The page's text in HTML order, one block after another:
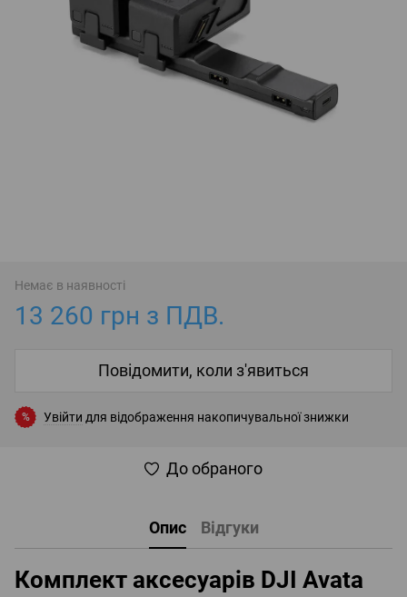
Немає в наявності
13 260 грн з ПДВ.
Повідомити, коли з'явиться
% Увійти для відображення накопичувальної знижки
До обраного
Опис Відгуки
Комплект аксесуарів DJI Avata